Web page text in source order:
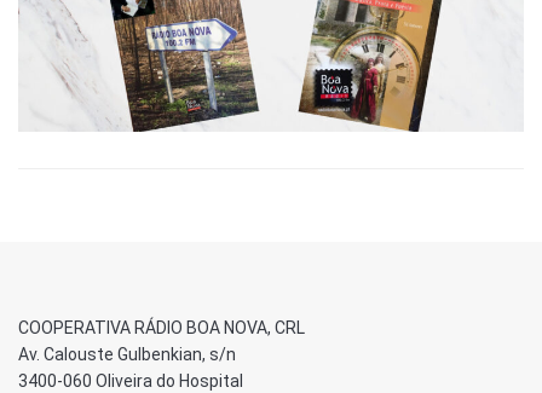
COOPERATIVA RÁDIO BOA NOVA, CRL
Av. Calouste Gulbenkian, s/n
3400-060 Oliveira do Hospital